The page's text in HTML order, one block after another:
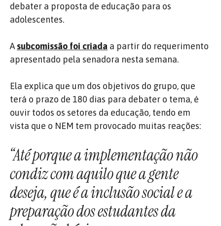
debater a proposta de educação para os
adolescentes.
A subcomissão foi criada a partir do requerimento
apresentado pela senadora nesta semana.
Ela explica que um dos objetivos do grupo, que
terá o prazo de 180 dias para debater o tema, é
ouvir todos os setores da educação, tendo em
vista que o NEM tem provocado muitas reações:
“Até porque a implementação não
condiz com aquilo que a gente
deseja, que é a inclusão social e a
preparação dos estudantes da